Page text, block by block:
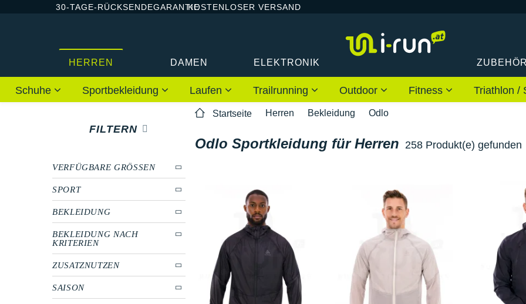
30-TAGE-RÜCKSENDEGARANTIEKOSTENLOSER VERSAND
HERREN DAMEN ELEKTRONIK ZUBEHÖR
Schuhe Sportbekleidung Laufen Trailrunning Outdoor Fitness Triathlon /
Startseite Herren Bekleidung Odlo
FILTERN
VERFÜGBARE GRÖSSEN
SPORT
BEKLEIDUNG
BEKLEIDUNG NACH
KRITERIEN
ZUSATZNUTZEN
SAISON
Odlo Sportkleidung für Herren 258 Produkt(e) gefunden